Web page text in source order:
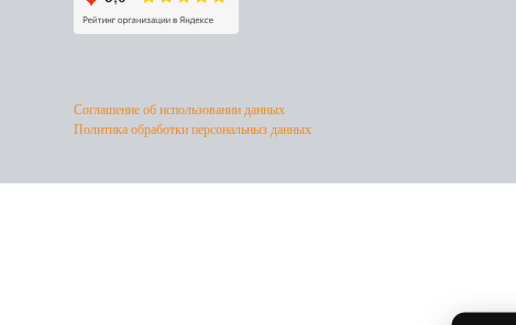
Соглашение об использовании данных
Политика обработки персональныз данных